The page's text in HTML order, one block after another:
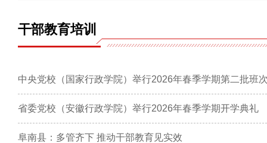
干部教育培训
中央党校（国家行政学院）举行2026年春季学期第二批班
省委党校（安徽行政学院）举行2026年春季学期开学典礼
阜南县：多管齐下 推动干部教育见实效